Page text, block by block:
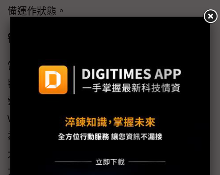
備運作狀態。
智慧製造的基礎平台
當我們談論工業4.0和智慧製造時，往往關注機
器人、大數據和人工智慧，卻容易忽略了支撐
整個系統運作的底層硬體工業電腦。德晟達
WA04不僅是一台效能更強大的電腦，更是一套
為工業智慧檢測量身打造的"運算平台"，以其強
大的運算效能、精準的控制與高度可靠性，致
力於為產業構建一道堅不可摧的品質防線。當